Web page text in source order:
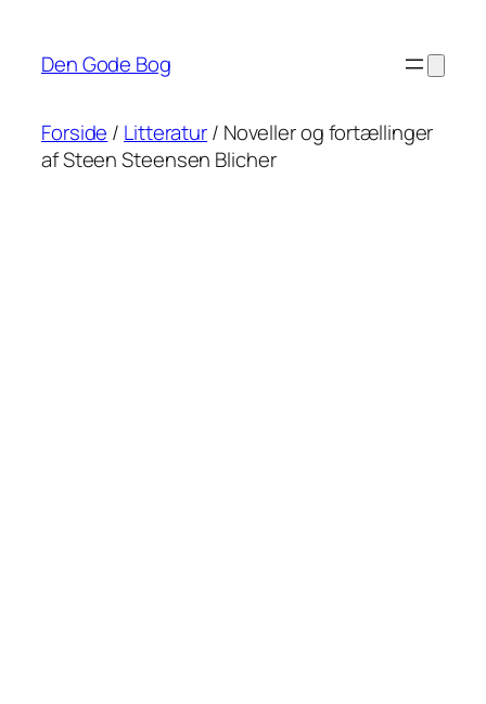
indhold
Den Gode Bog
Forside / Litteratur/ Noveller og fortællinger
af Steen Steensen Blicher